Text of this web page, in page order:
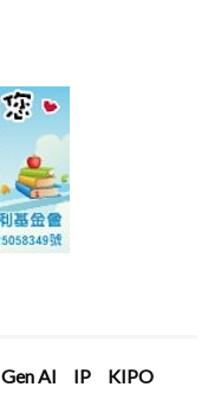
Gen AI IP
KIPO